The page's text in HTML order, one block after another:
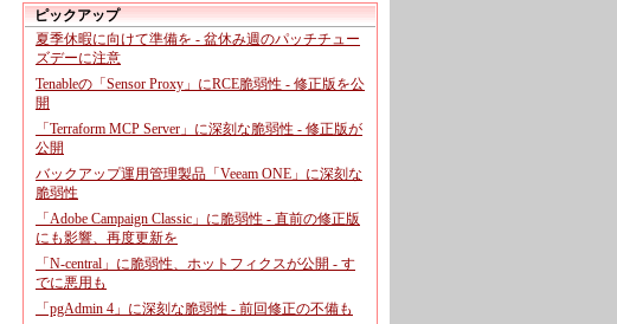
ピックアップ
夏季休暇に向けて準備を - 盆休み週のパッチチュー
ズデーに注意
Tenableの「Sensor Proxy」にRCE脆弱性 - 修正版を公
開
「Terraform MCP Server」に深刻な脆弱性 - 修正版が
公開
バックアップ運用管理製品「Veeam ONE」に深刻な
脆弱性
「Adobe Campaign Classic」に脆弱性 - 直前の修正版
にも影響、再度更新を
「N-central」に脆弱性、ホットフィクスが公開 - す
でに悪用も
「pgAdmin 4」に深刻な脆弱性 - 前回修正の不備も